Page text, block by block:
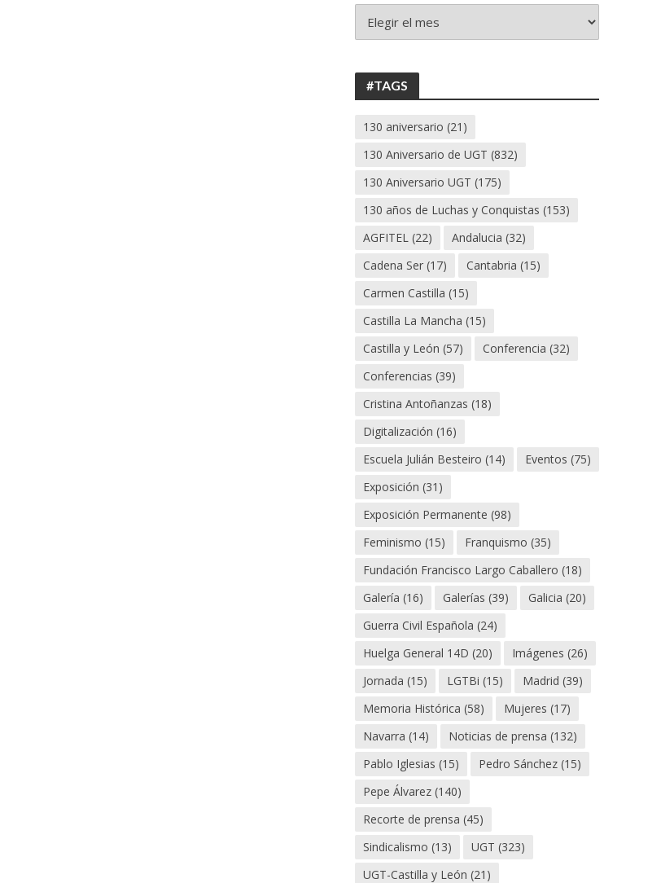
130
#TAGS
130 aniversario (21)
130 Aniversario de UGT (832)
130 Aniversario UGT (175)
130 años de Luchas y Conquistas (153)
AGFITEL (22) Andalucia (32)
Cadena Ser (17) Cantabria (15)
Carmen Castilla (15)
Castilla La Mancha (15)
Castilla y León (57) Conferencia (32)
Conferencias (39)
Cristina Antoñanzas (18)
Digitalización (16)
Escuela Julián Besteiro (14) Eventos (75)
Exposición (31)
Exposición Permanente (98)
Feminismo (15) Franquismo (35)
Fundación Francisco Largo Caballero (18)
Galería (16) Galerías (39) Galicia (20)
Guerra Civil Española (24)
Huelga General 14D (20) Imágenes (26)
Jornada (15) LGTBi (15) Madrid (39)
Memoria Histórica (58) Mujeres (17)
Navarra (14) Noticias de prensa (132)
Pablo Iglesias (15) Pedro Sánchez (15)
Pepe Álvarez (140)
Recorte de prensa (45)
Sindicalismo (13) UGT (323)
UGT-Castilla y León (21)